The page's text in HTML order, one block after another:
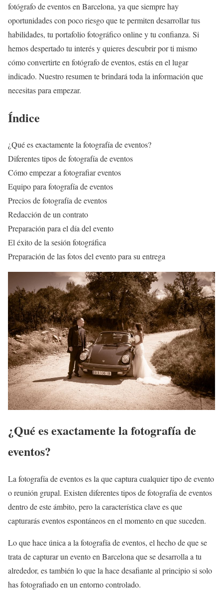
fotógrafo de eventos en Barcelona, ya que siempre hay
oportunidades con poco riesgo que te permiten desarrollar tus
habilidades, tu portafolio fotográfico online y tu confianza. Si
hemos despertado tu interés y quieres descubrir por ti mismo
cómo convertirte en fotógrafo de eventos, estás en el lugar
indicado. Nuestro resumen te brindará toda la información que
necesitas para empezar.
Índice
¿Qué es exactamente la fotografía de eventos?
Diferentes tipos de fotografía de eventos
Cómo empezar a fotografiar eventos
Equipo para fotografía de eventos
Precios de fotografía de eventos
Redacción de un contrato
Preparación para el día del evento
El éxito de la sesión fotográfica
Preparación de las fotos del evento para su entrega
¿Qué es exactamente la fotografía de
eventos?
La fotografía de eventos es la que captura cualquier tipo de evento
o reunión grupal. Existen diferentes tipos de fotografía de eventos
dentro de este ámbito, pero la característica clave es que
capturarás eventos espontáneos en el momento en que suceden.
Lo que hace única a la fotografía de eventos, el hecho de que se
trata de capturar un evento en Barcelona que se desarrolla a tu
alrededor, es también lo que la hace desafiante al principio si solo
has fotografiado en un entorno controlado.